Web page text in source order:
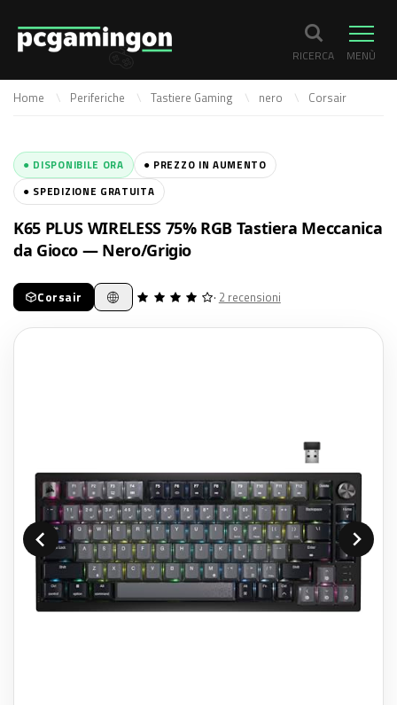
RICERCA MENÙ
Home Periferiche Tastiere Gaming nero Corsair
● DISPONIBILE ORA
● PREZZO IN AUMENTO
● SPEDIZIONE GRATUITA
K65 PLUS WIRELESS 75% RGB Tastiera Meccanica
da Gioco — Nero/Grigio
Corsair · 2 recensioni